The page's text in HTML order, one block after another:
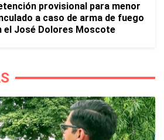
provisional para menor
a caso de arma de fuego
el José Dolores Moscote